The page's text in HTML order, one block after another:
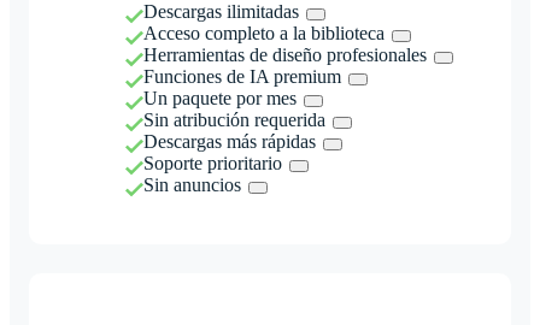
Descargas ilimitadas
Acceso completo a la biblioteca
Herramientas de diseño profesionales
Funciones de IA premium
Un paquete por mes
Sin atribución requerida
Descargas más rápidas
Soporte prioritario
Sin anuncios